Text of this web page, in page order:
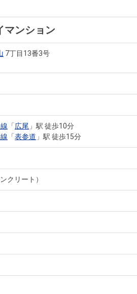
マンション
7丁目13番3号
「広尾 」駅 徒歩10分
「表参道 」駅 徒歩15分
クリート）